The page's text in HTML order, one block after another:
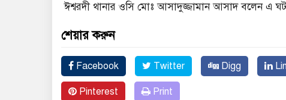
ঈশ্বরদী থানার ওসি মোঃ আসাদুজ্জামান আসাদ বলেন এ
শেয়ার করুন
Facebook Twitter Digg
Pinterest Print